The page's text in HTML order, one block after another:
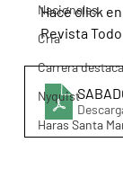
Nacionales
Cria
Carrera
Nyquist
Haras Santa
Hacé click
Revista